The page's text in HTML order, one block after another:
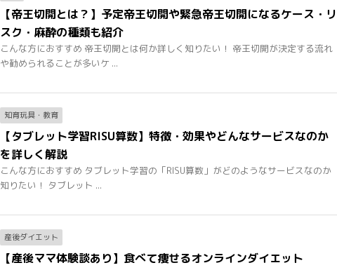
【帝王切開とは？】予定帝王切開や緊急帝王切開になるケース・リ
スク・麻酔の種類も紹介
こんな方におすすめ 帝王切開とは何か詳しく知りたい！ 帝王切開が決定する流れ
や勧められることが多いケ ...
知育玩具・教育
【タブレット学習RISU算数】特徴・効果やどんなサービスなのか
を詳しく解説
こんな方におすすめ タブレット学習の「RISU算数」がどのようなサービスなのか
知りたい！ タブレット ...
産後ダイエット
【産後ママ体験談あり】食べて痩せるオンラインダイエット